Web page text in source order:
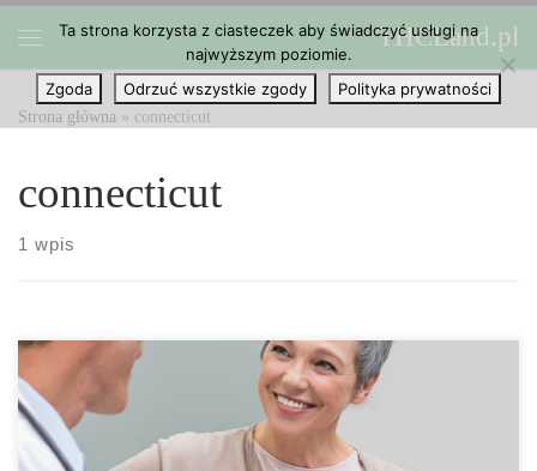
Przejdź do treści THCLand.pl
Strona główna » connecticut
connecticut
1 wpis
Connecticut ma nadzieję otworzyć co najmniej 12 aptek z
medyczną marihuaną, aby uwzględnić rosnącą liczbę pacjentów
Ta strona korzysta z ciasteczek aby świadczyć usługi na
najwyższym poziomie.
Zgoda
Odrzuć wszystkie zgody Polityka prywatności